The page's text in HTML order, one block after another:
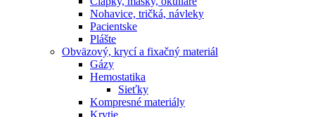
Nohavice, tričká, návleky
Pacientske
Plášte
Obväzový, krycí a fixačný materiál
Gázy
Hemostatika
Sieťky
Kompresné materiály
Krytie